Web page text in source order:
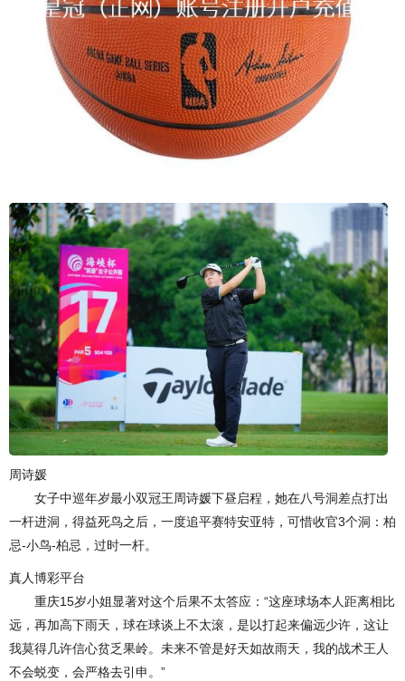
周诗媛
女子中巡年岁最小双冠王周诗媛下昼启程，她在八号洞差点打出
一杆进洞，得益死鸟之后，一度追平赛特安亚特，可惜收官3个洞：柏
忌-小鸟-柏忌，过时一杆。
真人博彩平台
重庆15岁小姐显著对这个后果不太答应：“这座球场本人距离相比
远，再加高下雨天，球在球谈上不太滚，是以打起来偏远少许，这让
我莫得几许信心贫乏果岭。未来不管是好天如故雨天，我的战术王人
不会蜕变，会严格去引申。”